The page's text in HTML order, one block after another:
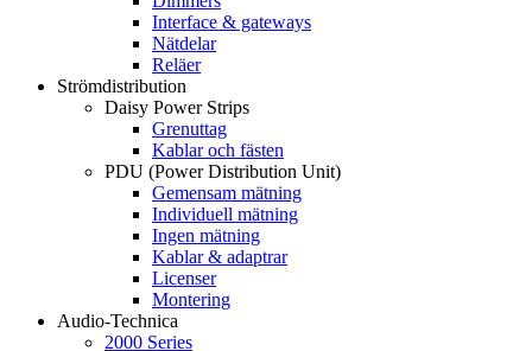
Interface & gateways
Nätdelar
Reläer
Strömdistribution
Daisy Power Strips
Grenuttag
Kablar och fästen
PDU (Power Distribution Unit)
Gemensam mätning
Individuell mätning
Ingen mätning
Kablar & adaptrar
Licenser
Montering
Audio-Technica
2000 Series